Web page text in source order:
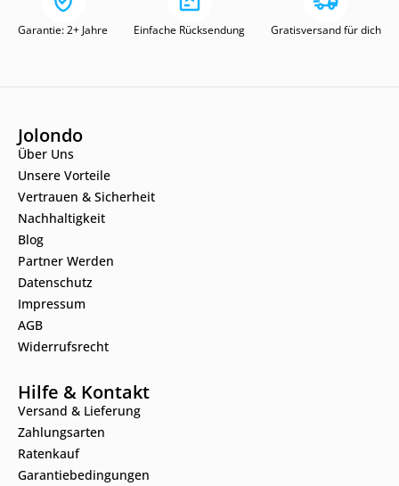
Garantie: 2+ Jahre Einfache Rücksendung Gratisversand für dich
Jolondo
Über Uns
Unsere Vorteile
Vertrauen & Sicherheit
Nachhaltigkeit
Blog
Partner Werden
Datenschutz
Impressum
AGB
Widerrufsrecht
Hilfe & Kontakt
Versand & Lieferung
Zahlungsarten
Ratenkauf
Garantiebedingungen